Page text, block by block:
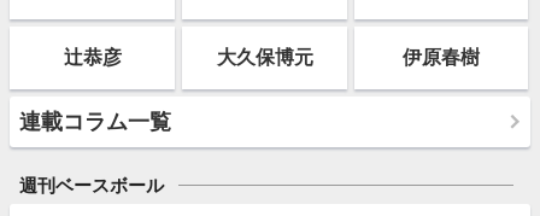
辻恭彦 大久保博元 伊原春樹
連載コラム一覧
週刊ベースボール